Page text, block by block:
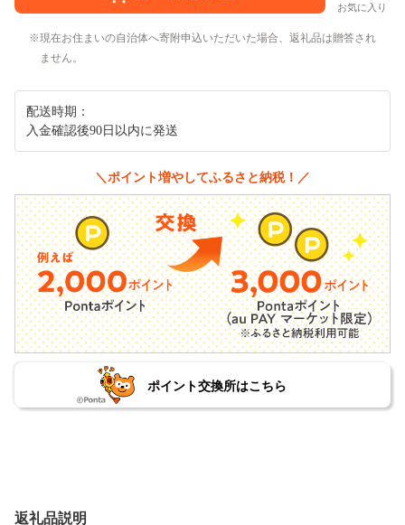
お気に入り
現在お住まいの自治体へ寄附申込いただいた場合、返礼品は贈答され
ません。
配送時期：
入金確認後90日以内に発送
＼ポイント増やしてふるさと納税！／
ポイント交換所はこちら
返礼品説明